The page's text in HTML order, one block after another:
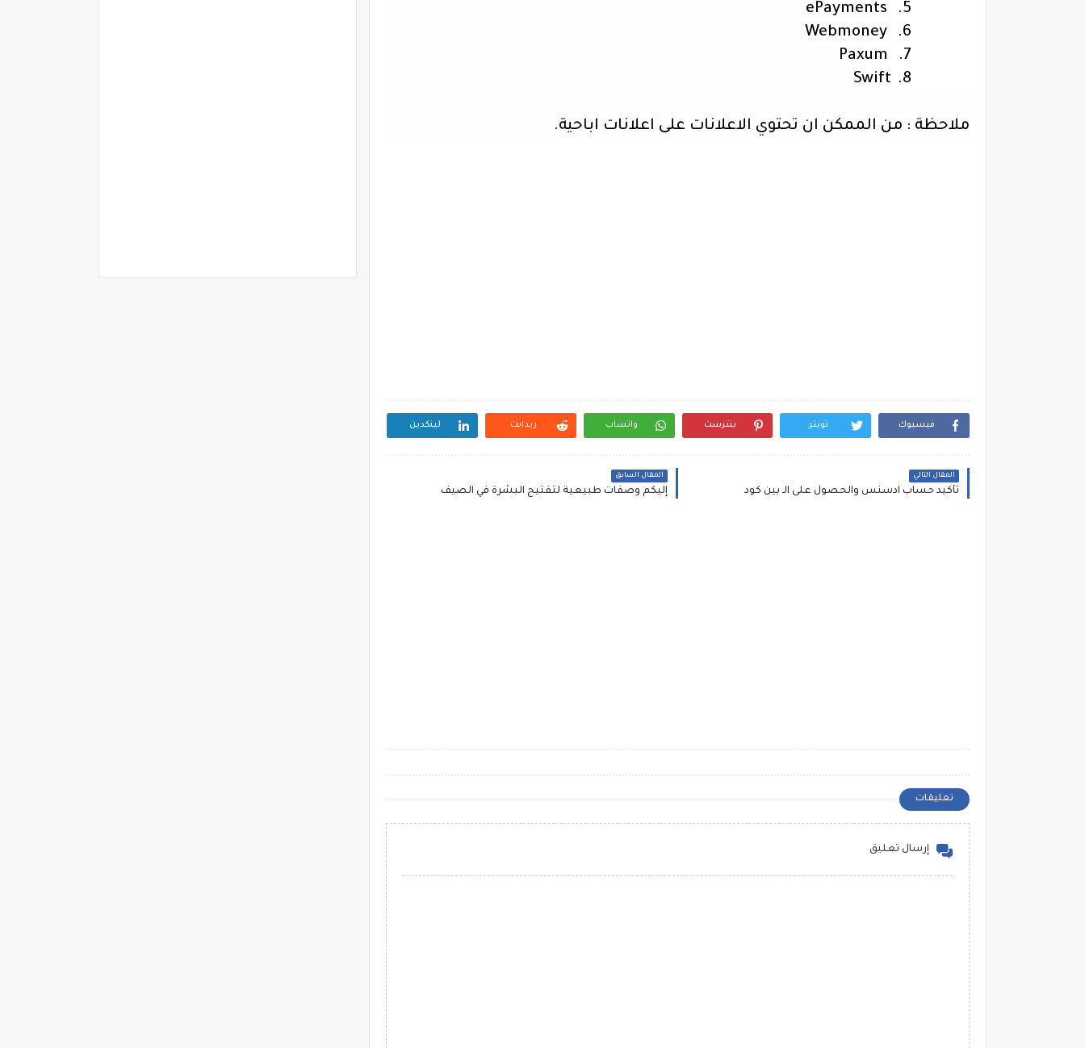
5.
ePayments
6.
Webmoney
7.
Paxum
8.
Swift
ملاحظة : من الممكن ان تحتوي الاعلانات على اعلانات اباحية.
فيسبوك تويتر بنترست واتساب ريدايت لينكدين
المقال التالي
تأكيد حساب ادسنس والحصول على الـ بين كود
المقال السابق
إليكم وصفات طبيعية لتفتيح البشرة في الصيف
تعليقات
إرسال تعليق